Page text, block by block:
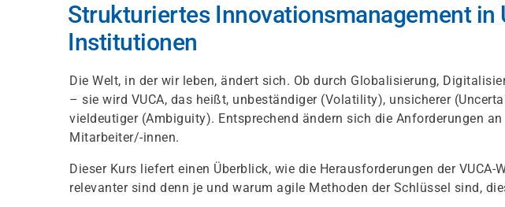
Strukturiertes Innovationsmanagement in
Institutionen
Die Welt, in der wir leben, ändert sich. Ob durch Globalisierung,
– sie wird VUCA, das heißt, unbeständiger (Volatility), unsicherer
vieldeutiger (Ambiguity). Entsprechend ändern sich die Anforderungen
Mitarbeiter/-innen.
Dieser Kurs liefert einen Überblick, wie die Herausforderungen der VUCA-
relevanter sind denn je und warum agile Methoden der Schlüssel sind,